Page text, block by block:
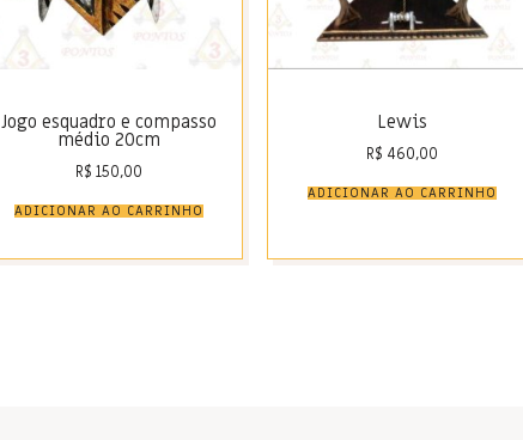
Jogo esquadro e compasso
médio 20cm
R$ 150,00
ADICIONAR AO CARRINHO
Lewis
R$ 460,00
ADICIONAR AO CARRINHO